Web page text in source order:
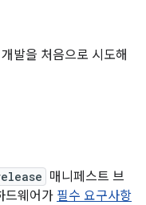
발을 처음으로 시도해
매니페스트 브
드웨어가 필수 요구사항